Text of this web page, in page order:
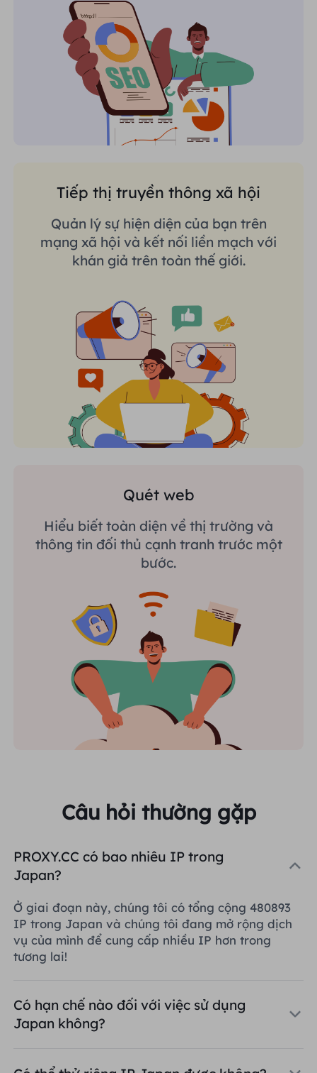
Tiếp thị truyền thông xã hội
Quản lý sự hiện diện của bạn trên
mạng xã hội và kết nối liền mạch với
khán giả trên toàn thế giới.
Quét web
Hiểu biết toàn diện về thị trường và
thông tin đối thủ cạnh tranh trước một
bước.
Câu hỏi thường gặp
PROXY.CC có bao nhiêu IP trong
Japan?
Ở giai đoạn này, chúng tôi có tổng cộng 480893
IP trong Japan và chúng tôi đang mở rộng dịch
vụ của mình để cung cấp nhiều IP hơn trong
tương lai!
Có hạn chế nào đối với việc sử dụng
Japan không?